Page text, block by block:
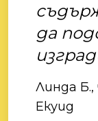
да
Линда
Екуид